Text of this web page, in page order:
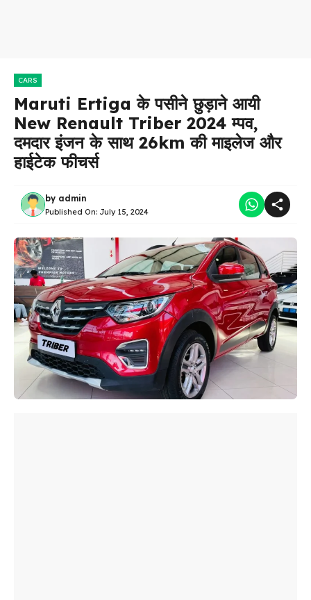
CARS
Maruti Ertiga के पसीने छुड़ाने आयी
New Renault Triber 2024 म्पव,
दमदार इंजन के साथ 26km की माइलेज और
हाईटेक फीचर्स
by admin
Published On: July 15, 2024